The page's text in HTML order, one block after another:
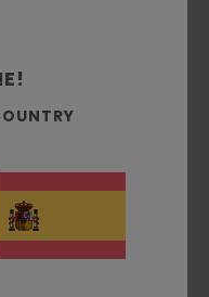
desde enero 2026
recomiendan este